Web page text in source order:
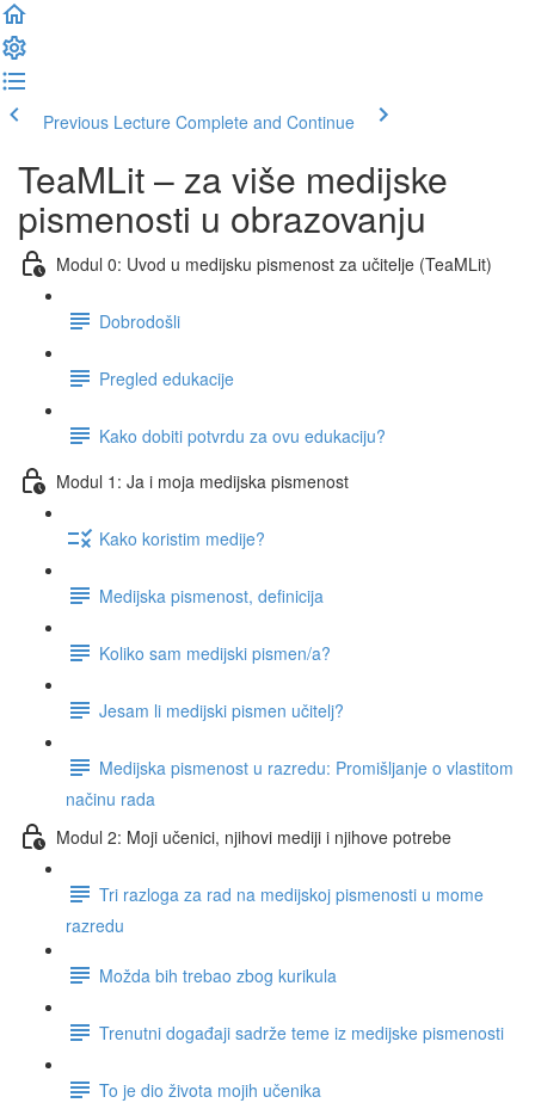
Previous Lecture Complete and Continue
TeaMLit – za više medijske
pismenosti u obrazovanju
Modul 0: Uvod u medijsku pismenost za učitelje (TeaMLit)
Dobrodošli
Pregled edukacije
Kako dobiti potvrdu za ovu edukaciju?
Modul 1: Ja i moja medijska pismenost
Kako koristim medije?
Medijska pismenost, definicija
Koliko sam medijski pismen/a?
Jesam li medijski pismen učitelj?
Medijska pismenost u razredu: Promišljanje o vlastitom
načinu rada
Modul 2: Moji učenici, njihovi mediji i njihove potrebe
Tri razloga za rad na medijskoj pismenosti u mome
razredu
Možda bih trebao zbog kurikula
Trenutni događaji sadrže teme iz medijske pismenosti
To je dio života mojih učenika